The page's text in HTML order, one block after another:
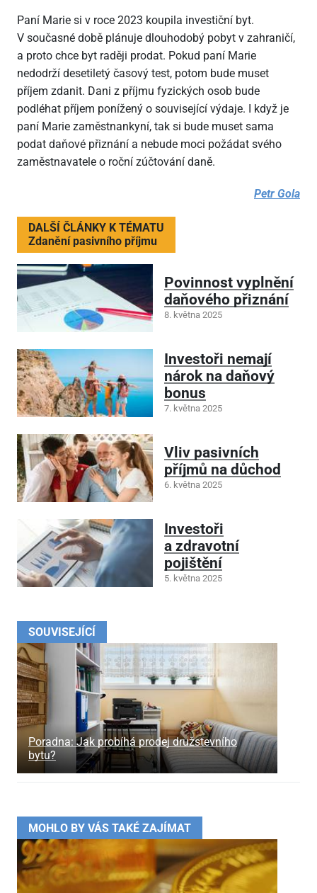
SOUVISEJÍCÍ
Poradna: Jak probíhá prodej družstevního
bytu?
Paní Marie si v roce 2023 koupila investiční byt.
V současné době plánuje dlouhodobý pobyt v zahraničí,
a proto chce byt raději prodat. Pokud paní Marie
nedodrží desetiletý časový test, potom bude muset
příjem zdanit. Dani z příjmu fyzických osob bude
podléhat příjem ponížený o související výdaje. I když je
paní Marie zaměstnankyní, tak si bude muset sama
podat daňové přiznání a nebude moci požádat svého
zaměstnavatele o roční zúčtování daně.
Petr Gola
DALŠÍ ČLÁNKY K TÉMATU
Zdanění pasivního příjmu
Povinnost vyplnění
daňového přiznání
8. května 2025
Investoři nemají
nárok na daňový
bonus
7. května 2025
Vliv pasivních
příjmů na důchod
6. května 2025
Investoři
a zdravotní
pojištění
5. května 2025
MOHLO BY VÁS TAKÉ ZAJÍMAT